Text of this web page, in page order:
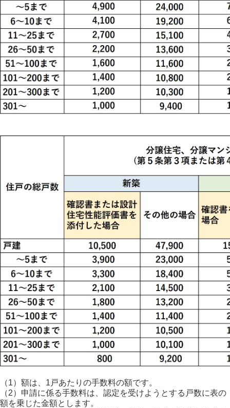
（1）額は、1戸あたりの手数料の額です。
（2）申請に係る手数料は、認定を受けようとする戸数に表の
額を乗じた金額とします。